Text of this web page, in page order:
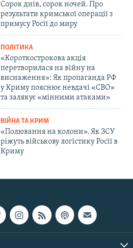
Сорок днів, сорок ночей. Про
результати кримської операції з
примусу Росії до миру
ПОЛІТИКА
«Короткострокова акція
перетворилася на війну на
виснаження»: Як пропаганда РФ
у Криму пояснює невдачі «СВО»
та залякує «мінними атаками»
ВІЙНА ТА КРИМ
«Полювання на колони». Як ЗСУ
ріжуть військову логістику Росії в
Криму